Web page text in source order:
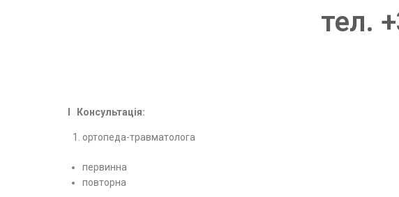
тел.
І Консультація:
ортопеда-травматолога
первинна
повторна